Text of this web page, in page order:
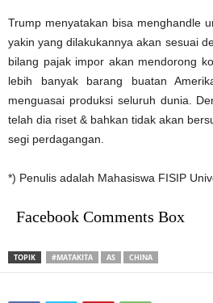
Trump menyatakan bisa menghandle
yakin yang dilakukannya akan sesuai
bilang pajak impor akan mendorong
lebih banyak barang buatan
menguasai produksi seluruh dunia.
telah dia riset & bahkan tidak akan
segi perdagangan.
*) Penulis adalah Mahasiswa FISIP
Facebook Comments Box
TOPIK #MATAKITA AS CHINA